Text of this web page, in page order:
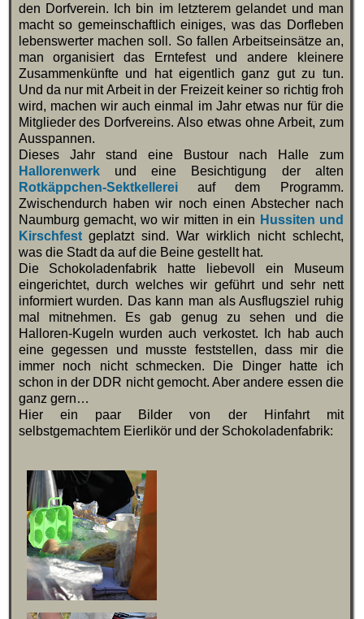
den Dorfverein. Ich bin im letzterem gelandet und man
macht so gemeinschaftlich einiges, was das Dorfleben
lebenswerter machen soll. So fallen Arbeitseinsätze an,
man organisiert das Erntefest und andere kleinere
Zusammenkünfte und hat eigentlich ganz gut zu tun.
Und da nur mit Arbeit in der Freizeit keiner so richtig froh
wird, machen wir auch einmal im Jahr etwas nur für die
Mitglieder des Dorfvereins. Also etwas ohne Arbeit, zum
Ausspannen.
Dieses Jahr stand eine Bustour nach Halle zum
Hallorenwerkund eine Besichtigung der alten
Rotkäppchen-Sektkellereiauf dem Programm.
Zwischendurch haben wir noch einen Abstecher nach
Naumburg gemacht, wo wir mitten in ein Hussiten und
Kirschfestgeplatzt sind. War wirklich nicht schlecht,
was die Stadt da auf die Beine gestellt hat.
Die Schokoladenfabrik hatte liebevoll ein Museum
eingerichtet, durch welches wir geführt und sehr nett
informiert wurden. Das kann man als Ausflugsziel ruhig
mal mitnehmen. Es gab genug zu sehen und die
Halloren-Kugeln wurden auch verkostet. Ich hab auch
eine gegessen und musste feststellen, dass mir die
immer noch nicht schmecken. Die Dinger hatte ich
schon in der DDR nicht gemocht. Aber andere essen die
ganz gern…
Hier ein paar Bilder von der Hinfahrt mit
selbstgemachtem Eierlikör und der Schokoladenfabrik: